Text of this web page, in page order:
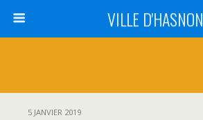
VILLE D'HASNON
5 JANVIER 2019